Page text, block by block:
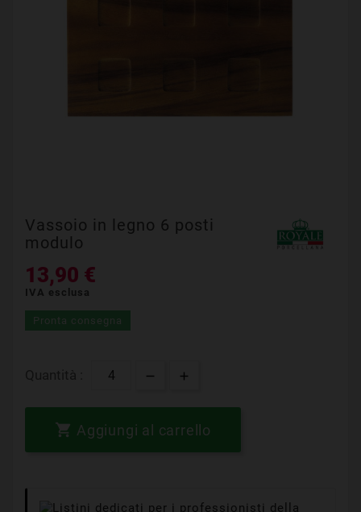
Vassoio in legno 6 posti
modulo
13,90 €
IVA esclusa
Pronta consegna
 Aggiungi al carrello